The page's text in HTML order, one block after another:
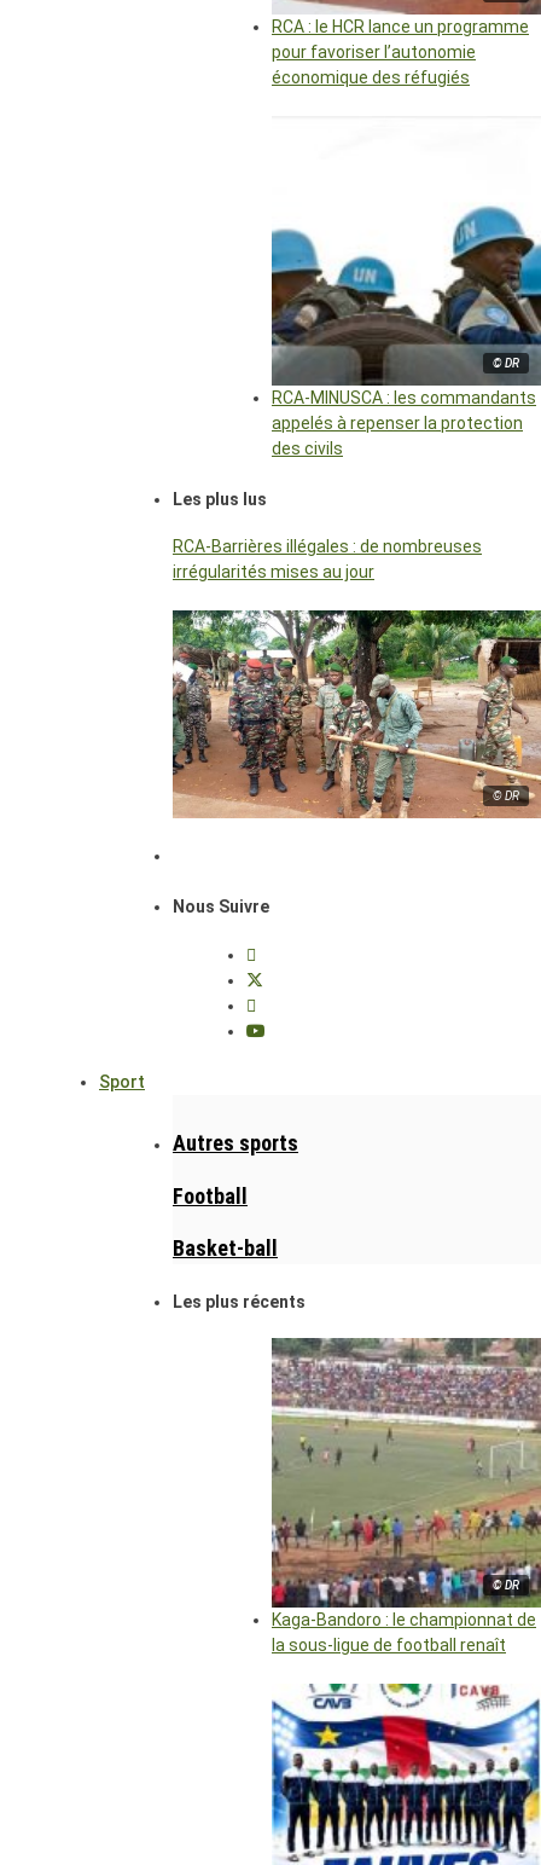
RCA : le HCR lance un programme
pour favoriser l’autonomie
économique des réfugiés
© DR
RCA-MINUSCA : les commandants
appelés à repenser la protection
des civils
Les plus lus
RCA-Barrières illégales : de nombreuses
irrégularités mises au jour
© DR
Nous Suivre
Sport
Autres sports
Football
Basket-ball
Les plus récents
© DR
Kaga-Bandoro : le championnat de
la sous-ligue de football renaît